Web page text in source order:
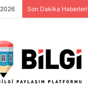
Son Dakika Haberleri